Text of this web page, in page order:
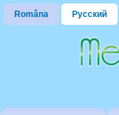
Româna Русский